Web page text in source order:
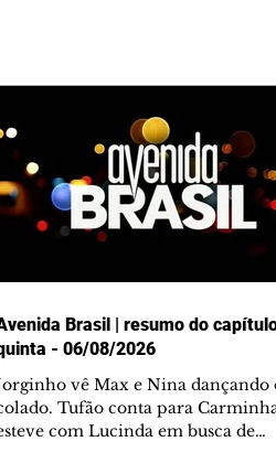
Brasil | resumo do
- 06/08/2026
vê Max e Nina dançando
Tufão conta para
com Lucinda em busca de